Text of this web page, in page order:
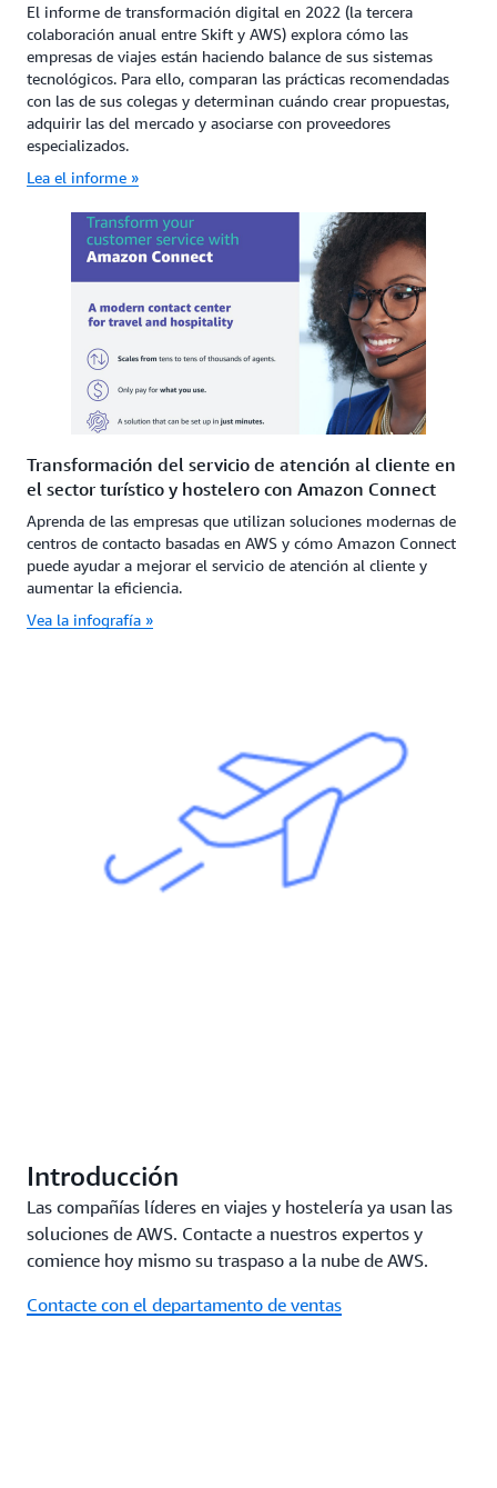
El informe de transformación digital en 2022 (la tercera
colaboración anual entre Skift y AWS) explora cómo las
empresas de viajes están haciendo balance de sus sistemas
tecnológicos. Para ello, comparan las prácticas recomendadas
con las de sus colegas y determinan cuándo crear propuestas,
adquirir las del mercado y asociarse con proveedores
especializados.
Lea el informe »
Transformación del servicio de atención al cliente en
el sector turístico y hostelero con Amazon Connect
Aprenda de las empresas que utilizan soluciones modernas de
centros de contacto basadas en AWS y cómo Amazon Connect
puede ayudar a mejorar el servicio de atención al cliente y
aumentar la eficiencia.
Vea la infografía »
Introducción
Las compañías líderes en viajes y hostelería ya usan las
soluciones de AWS. Contacte a nuestros expertos y
comience hoy mismo su traspaso a la nube de AWS.
Contacte con el departamento de ventas